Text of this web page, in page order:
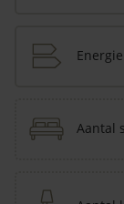
Aantal